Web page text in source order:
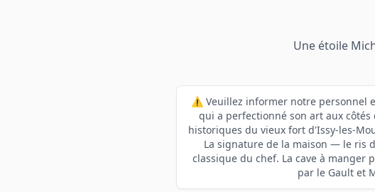
Une étoile
⚠️ Veuillez informer notre personnel
qui a perfectionné son art aux côtés
historiques du vieux fort d'Issy-les-
La signature de la maison — le ris
classique du chef. La cave à manger
par le Gault et